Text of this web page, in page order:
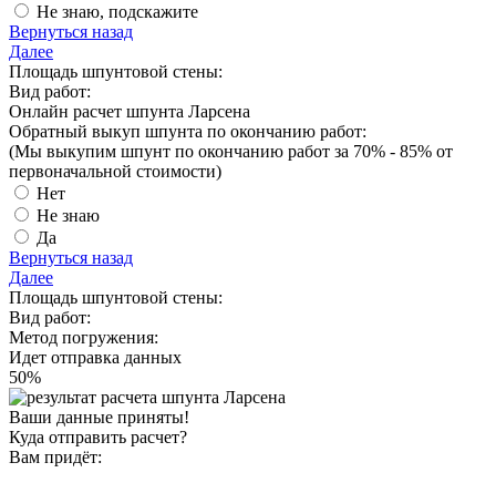
Не знаю, подскажите
Вернуться назад
Далее
Площадь шпунтовой стены:
Вид работ:
Онлайн расчет шпунта Ларсена
Обратный выкуп шпунта по окончанию работ:
(Мы выкупим шпунт по окончанию работ за 70% - 85% от
первоначальной стоимости)
Нет
Не знаю
Да
Вернуться назад
Далее
Площадь шпунтовой стены:
Вид работ:
Метод погружения:
Идет отправка данных
50%
Ваши данные приняты!
Куда отправить расчет?
Вам придёт: